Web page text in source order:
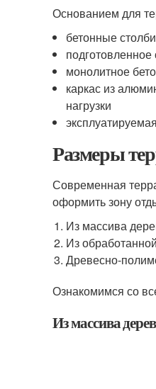
Основанием для
бетонные
монолитное
каркас из
нагрузки
Размеры
Современная
оформить зону
Из массива
Из
Древесно-
Ознакомимся со
Из массива